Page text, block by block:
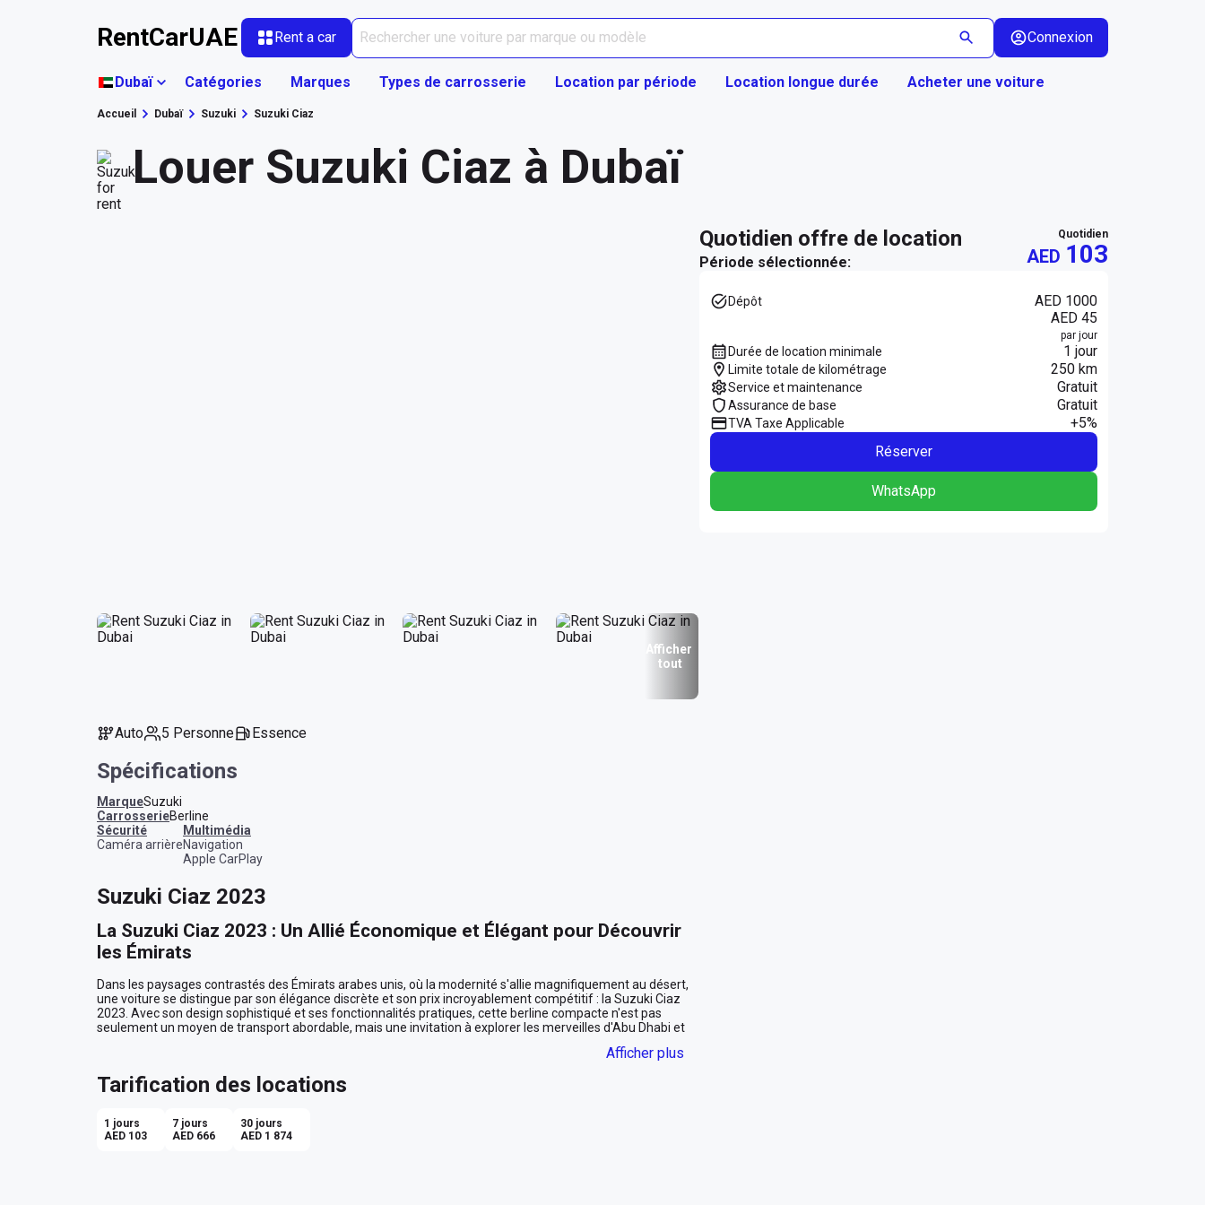
RentCarUAE Rent a car Connexion
Dubaï Catégories Marques Types de carrosserie Location par période Location longue durée Acheter une voiture
Accueil Dubaï Suzuki Suzuki Ciaz
Louer Suzuki Ciaz à Dubaï
Afficher
tout
Auto 5 Personne Essence
Spécifications
MarqueSuzuki
CarrosserieBerline
sécurité
Caméra arrière
multimédia
Navigation
Apple CarPlay
Suzuki Ciaz 2023
La Suzuki Ciaz 2023 : Un Allié Économique et Élégant pour Découvrir
les Émirats
Dans les paysages contrastés des Émirats arabes unis, où la modernité s'allie magnifiquement au désert,
une voiture se distingue par son élégance discrète et son prix incroyablement compétitif : la Suzuki Ciaz
2023. Avec son design sophistiqué et ses fonctionnalités pratiques, cette berline compacte n'est pas
seulement un moyen de transport abordable, mais une invitation à explorer les merveilles d'Abu Dhabi et
Élégance et Simplicité pour le Quotidien
Dhabi, à bord de cette Suzuki Ciaz grise. Son extérieur sobre et élégant vous confère une allure
professionnelle et raffinée, idéale pour vos déplacements quotidiens ou pour impressionner lors d'un
Afficher plus
Tarification des locations
1 jours
AED 103
7 jours
AED 666
30 jours
AED 1 874
quotidien offre de location
Période sélectionnée:
quotidien
AED 103
Dépôt
AED 1000
AED 45
par jour
Durée de location minimale 1 jour
Limite totale de kilométrage 250 km
Service et maintenance Gratuit
Assurance de base Gratuit
TVA Taxe Applicable
+5%
Réserver
WhatsApp